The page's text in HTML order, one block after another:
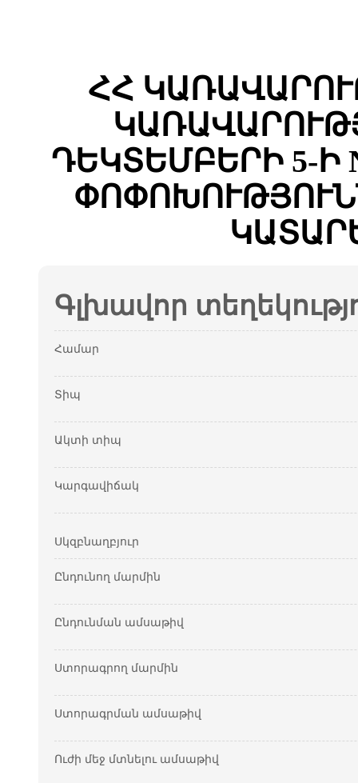
ՀՀ
ԴԵԿՏԵՄԲԵՐԻ 5-Ի
Գլխավոր
Համար
Տիպ
Ակտի տիպ
Կարգավիճակ
Սկզբնաղբյուր
Ընդունող մարմին
Ընդունման ամսաթիվ
Ստորագրող մարմին
Ստորագրման ամսաթիվ
Ուժի մեջ մտնելու ամսաթիվ